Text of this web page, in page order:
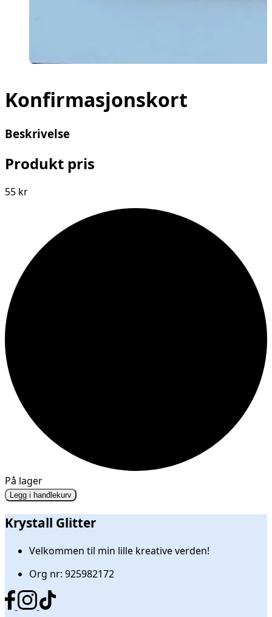
Konfirmasjonskort
Beskrivelse
Produkt pris
55 kr
På lager
Legg i handlekurv
Krystall Glitter
Velkommen til min lille kreative verden!
Org nr: 925982172